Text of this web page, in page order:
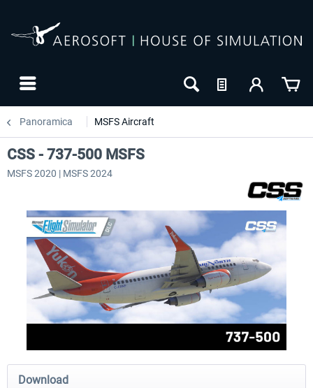
Panoramica MSFS Aircraft
FlightSim Studio - E-Jets 170/175 Aerosoft Aircraft A340-
CSS - 737-500 MSFS
MSFS 2020 | MSFS 2024
Download